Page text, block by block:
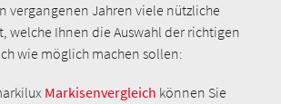
vergangenen Jahren viele nützliche
welche Ihnen die Auswahl der richtigen
wie möglich machen sollen:
Markisenvergleich können Sie